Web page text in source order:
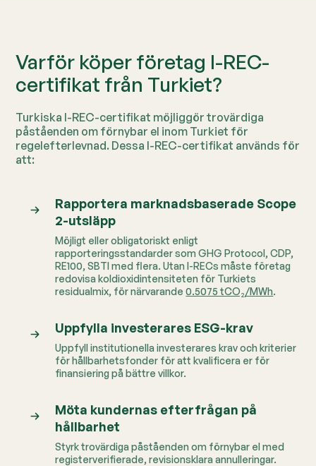
Varför köper företag I-REC-
certifikat från Turkiet?
Turkiska I-REC-certifikat möjliggör trovärdiga
påståenden om förnybar el inom Turkiet för
regelefterlevnad. Dessa I-REC-certifikat används för
att:
Rapportera marknadsbaserade Scope
2-utsläpp
Möjligt eller obligatoriskt enligt
rapporteringsstandarder som GHG Protocol, CDP,
RE100, SBTI med flera.Utan I-RECs måste företag
redovisa koldioxidintensiteten för Turkiets
residualmix, för närvarande0.5075 tCO₂/MWh.
Uppfylla investerares ESG-krav
Uppfyll institutionella investerares krav och kriterier
för hållbarhetsfonder för att kvalificera er för
finansiering på bättre villkor.
Möta kundernas efterfrågan på
hållbarhet
Styrk trovärdiga påståenden om förnybar el med
registerverifierade, revisionsklara annulleringar.